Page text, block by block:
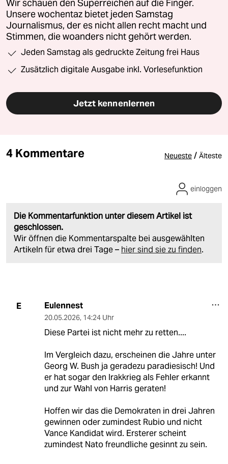
Wir schauen den Superreichen auf die Finger.
Unsere wochentaz bietet jeden Samstag
Journalismus, der es nicht allen recht macht und
Stimmen, die woanders nicht gehört werden.
Jeden Samstag als gedruckte Zeitung frei Haus
Zusätzlich digitale Ausgabe inkl. Vorlesefunktion
Jetzt kennenlernen
4 Kommentare Neueste / Älteste
Die Kommentarfunktion unter diesem Artikel ist
geschlossen.
Wir öffnen die Kommentarspalte bei ausgewählten
Artikeln für etwa drei Tage – hier sind sie zu finden.
einloggen
E Eulennest
20.05.2026, 14:24 Uhr
Diese Partei ist nicht mehr zu retten....
Im Vergleich dazu, erscheinen die Jahre unter
Georg W. Bush ja geradezu paradiesisch! Und
er hat sogar den Irakkrieg als Fehler erkannt
und zur Wahl von Harris geraten!
Hoffen wir das die Demokraten in drei Jahren
gewinnen oder zumindest Rubio und nicht
Vance Kandidat wird. Ersterer scheint
zumindest Nato freundliche gesinnt zu sein.